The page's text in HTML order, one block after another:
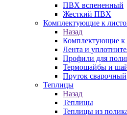
ПВХ вспененный
Жесткий ПВХ
Комплектующие к
Назад
Комплектующие к
Лента и
Профили для
Термошайбы и
Пруток сварочный
Теплицы
Назад
Теплицы
Теплицы из